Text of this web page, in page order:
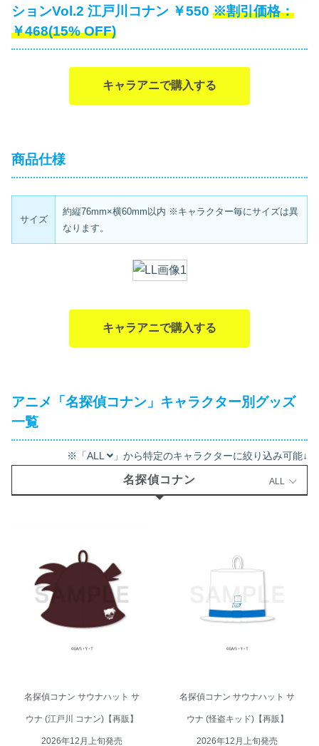
ションVol.2 江戸川コナン ￥550
￥468(15% OFF)
キャラアニで購入する
商品仕様
サイズ
約縦76mm×横60mm以内 ※キャラクター毎にサイズは異
なります。
キャラアニで購入する
アニメ「名探偵コナン」キャラクター別グッズ
一覧
※「ALL 」から特定のキャラクターに絞り込み可能↓
名探偵コナン ALL
名探偵コナン サウナハット サウ
ナ (江戸川 コナン)【再販】 2026
年12月上旬発売
名探偵コナン サウナハット サ
ウナ (江戸川 コナン)【再販】
2026年12月上旬発売
ナ (怪盗キッド)【再販】 2026年
12月上旬発売
名探偵コナン サウナハット サ
ウナ (怪盗キッド)【再販】
2026年12月上旬発売